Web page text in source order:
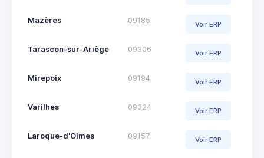
Mazères 09185 Voir ERP
Tarascon-sur-Ariège 09306 Voir ERP
Mirepoix 09194 Voir ERP
Varilhes 09324 Voir ERP
Laroque-d'Olmes 09157 Voir ERP